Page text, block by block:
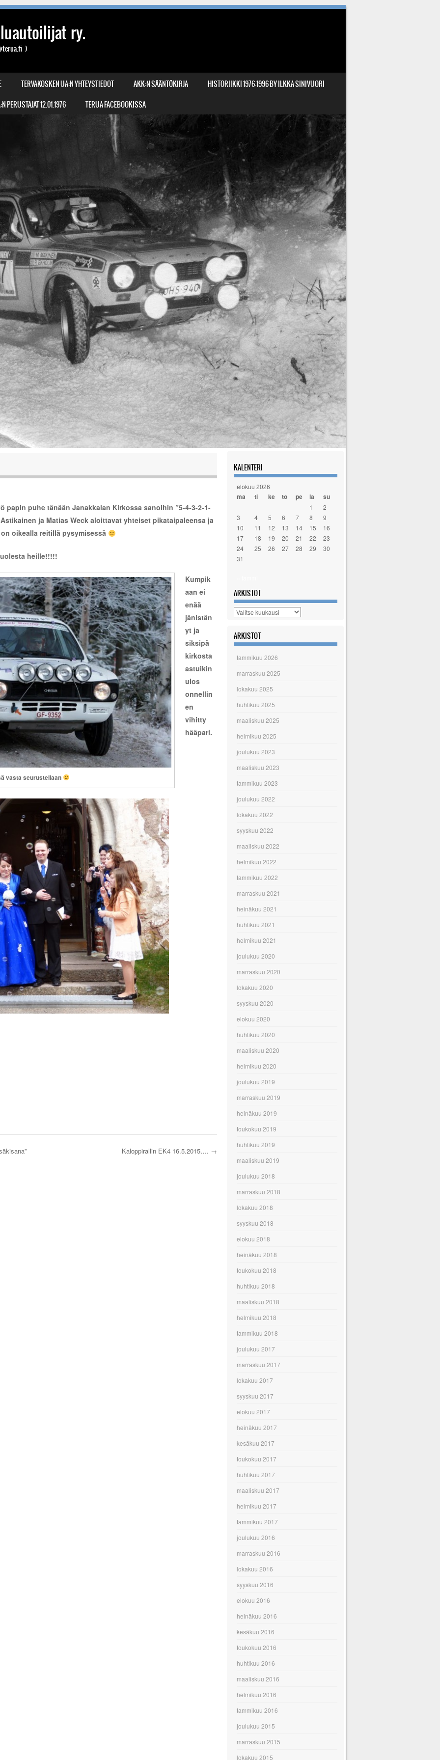
ry.
)
TERVAKOSKEN UA:N YHTEYSTIEDOT AKK:N SÄÄNTÖKIRJA
HISTORIIKKI 1976-1996 BY ILKKA SINIVUORI
PERUSTAJAT 12.01.1976
TERUA FACEBOOKISSA
papin puhe tänään Janakkalan Kirkossa sanoihin ”5-4-3-2-1-
ja Matias Weck aloittavat yhteiset pikataipaleensa ja
oikealla reitillä pysymisessä
heille!!!!!
vasta seurustellaan
Kumpik
aan ei
enää
jänistän
yt ja
siksipä
kirkosta
astuikin
ulos
onnellin
en
vihitty
hääpari.
Kaloppirallin EK4 16.5.2015…. →
KALENTERI
elokuu 2026
ma ti ke to pe la su
1
2
3
4 5 6 7 8
9
10
11 12 13 14 15
16
17
18 19 20 21 22
23
24
25 26 27 28 29
30
31
ARKISTOT
Arkistot
ARKISTOT
tammikuu 2026
marraskuu 2025
lokakuu 2025
huhtikuu 2025
maaliskuu 2025
helmikuu 2025
joulukuu 2023
maaliskuu 2023
tammikuu 2023
joulukuu 2022
lokakuu 2022
syyskuu 2022
maaliskuu 2022
helmikuu 2022
tammikuu 2022
marraskuu 2021
heinäkuu 2021
huhtikuu 2021
helmikuu 2021
joulukuu 2020
marraskuu 2020
lokakuu 2020
syyskuu 2020
elokuu 2020
huhtikuu 2020
maaliskuu 2020
helmikuu 2020
joulukuu 2019
marraskuu 2019
heinäkuu 2019
toukokuu 2019
huhtikuu 2019
maaliskuu 2019
joulukuu 2018
marraskuu 2018
lokakuu 2018
syyskuu 2018
elokuu 2018
heinäkuu 2018
toukokuu 2018
huhtikuu 2018
maaliskuu 2018
helmikuu 2018
tammikuu 2018
joulukuu 2017
marraskuu 2017
lokakuu 2017
syyskuu 2017
elokuu 2017
heinäkuu 2017
kesäkuu 2017
toukokuu 2017
huhtikuu 2017
maaliskuu 2017
helmikuu 2017
tammikuu 2017
joulukuu 2016
marraskuu 2016
lokakuu 2016
syyskuu 2016
elokuu 2016
heinäkuu 2016
kesäkuu 2016
toukokuu 2016
huhtikuu 2016
maaliskuu 2016
helmikuu 2016
tammikuu 2016
joulukuu 2015
marraskuu 2015
lokakuu 2015